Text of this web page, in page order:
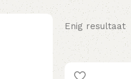
Enig resultaat